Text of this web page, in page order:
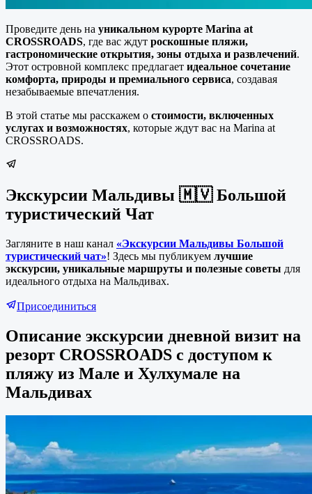
Проведите день на уникальном курорте Marina at
CROSSROADS, где вас ждут роскошные пляжи,
гастрономические открытия, зоны отдыха и развлечений.
Этот островной комплекс предлагает идеальное сочетание
комфорта, природы и премиального сервиса, создавая
незабываемые впечатления.
В этой статье мы расскажем о стоимости, включенных
услугах и возможностях, которые ждут вас на Marina at
CROSSROADS.
Экскурсии Мальдивы 🇲🇻 Большой
туристический Чат
Загляните в наш канал «Экскурсии Мальдивы Большой
туристический чат»! Здесь мы публикуем лучшие
экскурсии, уникальные маршруты и полезные советы для
идеального отдыха на Мальдивах.
Присоединиться
Описание экскурсии дневной визит на
резорт CROSSROADS с доступом к
пляжу из Мале и Хулхумале на
Мальдивах